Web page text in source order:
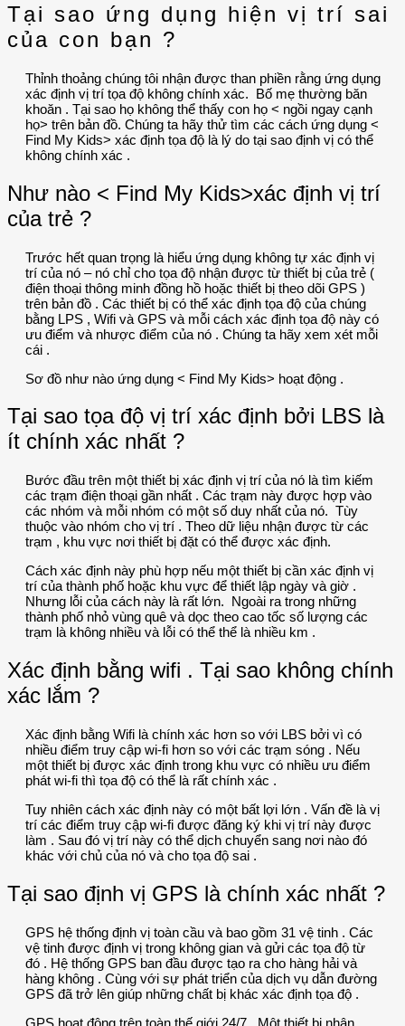
Tại sao ứng dụng hiện vị trí sai
của con bạn ?
Thỉnh thoảng chúng tôi nhận được than phiền rằng ứng dụng
xác định vị trí tọa độ không chính xác. Bố mẹ thường băn
khoăn . Tại sao họ không thể thấy con họ < ngồi ngay cạnh
họ> trên bản đồ. Chúng ta hãy thử tìm các cách ứng dụng <
Find My Kids> xác định tọa độ là lý do tại sao định vị có thể
không chính xác .
Như nào < Find My Kids>xác định vị trí
của trẻ ?
Trước hết quan trọng là hiểu ứng dụng không tự xác định vị
trí của nó – nó chỉ cho tọa độ nhận được từ thiết bị của trẻ (
điện thoại thông minh đồng hồ hoặc thiết bị theo dõi GPS )
trên bản đồ . Các thiết bị có thể xác định tọa độ của chúng
bằng LPS , Wifi và GPS và mỗi cách xác định tọa độ này có
ưu điểm và nhược điểm của nó . Chúng ta hãy xem xét mỗi
cái .
Sơ đồ như nào ứng dụng < Find My Kids> hoạt động .
Tại sao tọa độ vị trí xác định bởi LBS là
ít chính xác nhất ?
Bước đầu trên một thiết bị xác định vị trí của nó là tìm kiếm
các trạm điện thoại gần nhất . Các trạm này được hợp vào
các nhóm và mỗi nhóm có một số duy nhất của nó. Tùy
thuộc vào nhóm cho vị trí . Theo dữ liệu nhận được từ các
trạm , khu vực nơi thiết bị đặt có thể được xác định.
Cách xác định này phù hợp nếu một thiết bị cần xác định vị
trí của thành phố hoặc khu vực để thiết lập ngày và giờ .
Nhưng lỗi của cách này là rất lớn. Ngoài ra trong những
thành phố nhỏ vùng quê và dọc theo cao tốc số lượng các
trạm là không nhiều và lỗi có thể thể là nhiều km .
Xác định bằng wifi . Tại sao không chính
xác lắm ?
Xác định bằng Wifi là chính xác hơn so với LBS bởi vì có
nhiều điểm truy cập wi-fi hơn so với các trạm sóng . Nếu
một thiết bị được xác định trong khu vực có nhiều ưu điểm
phát wi-fi thì tọa độ có thể là rất chính xác .
Tuy nhiên cách xác định này có một bất lợi lớn . Vấn đề là vị
trí các điểm truy cập wi-fi được đăng ký khi vị trí này được
làm . Sau đó vị trí này có thể dịch chuyển sang nơi nào đó
khác với chủ của nó và cho tọa độ sai .
Tại sao định vị GPS là chính xác nhất ?
GPS hệ thống định vị toàn cầu và bao gồm 31 vệ tinh . Các
vệ tinh được định vị trong không gian và gửi các tọa độ từ
đó . Hệ thống GPS ban đầu được tạo ra cho hàng hải và
hàng không . Cùng với sự phát triển của dịch vụ dẫn đường
GPS đã trở lên giúp những chất bị khác xác định tọa độ .
GPS hoạt động trên toàn thế giới 24/7 . Một thiết bị nhận